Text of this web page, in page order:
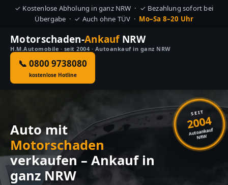
✓ Kostenlose Abholung in ganz NRW · ✓ Bezahlung sofort bei
Übergabe · ✓ Auch ohne TÜV · Mo–Sa 8–20 Uhr
Motorschaden-AnkaufNRW
H.M.Automobile · seit 2004 · Autoankauf in ganz NRW
📞 0800 9738080
kostenlose Hotline
SEIT
2004
Autoankauf
NRW
Auto mit
Motorschaden
verkaufen – Ankauf in
ganz NRW